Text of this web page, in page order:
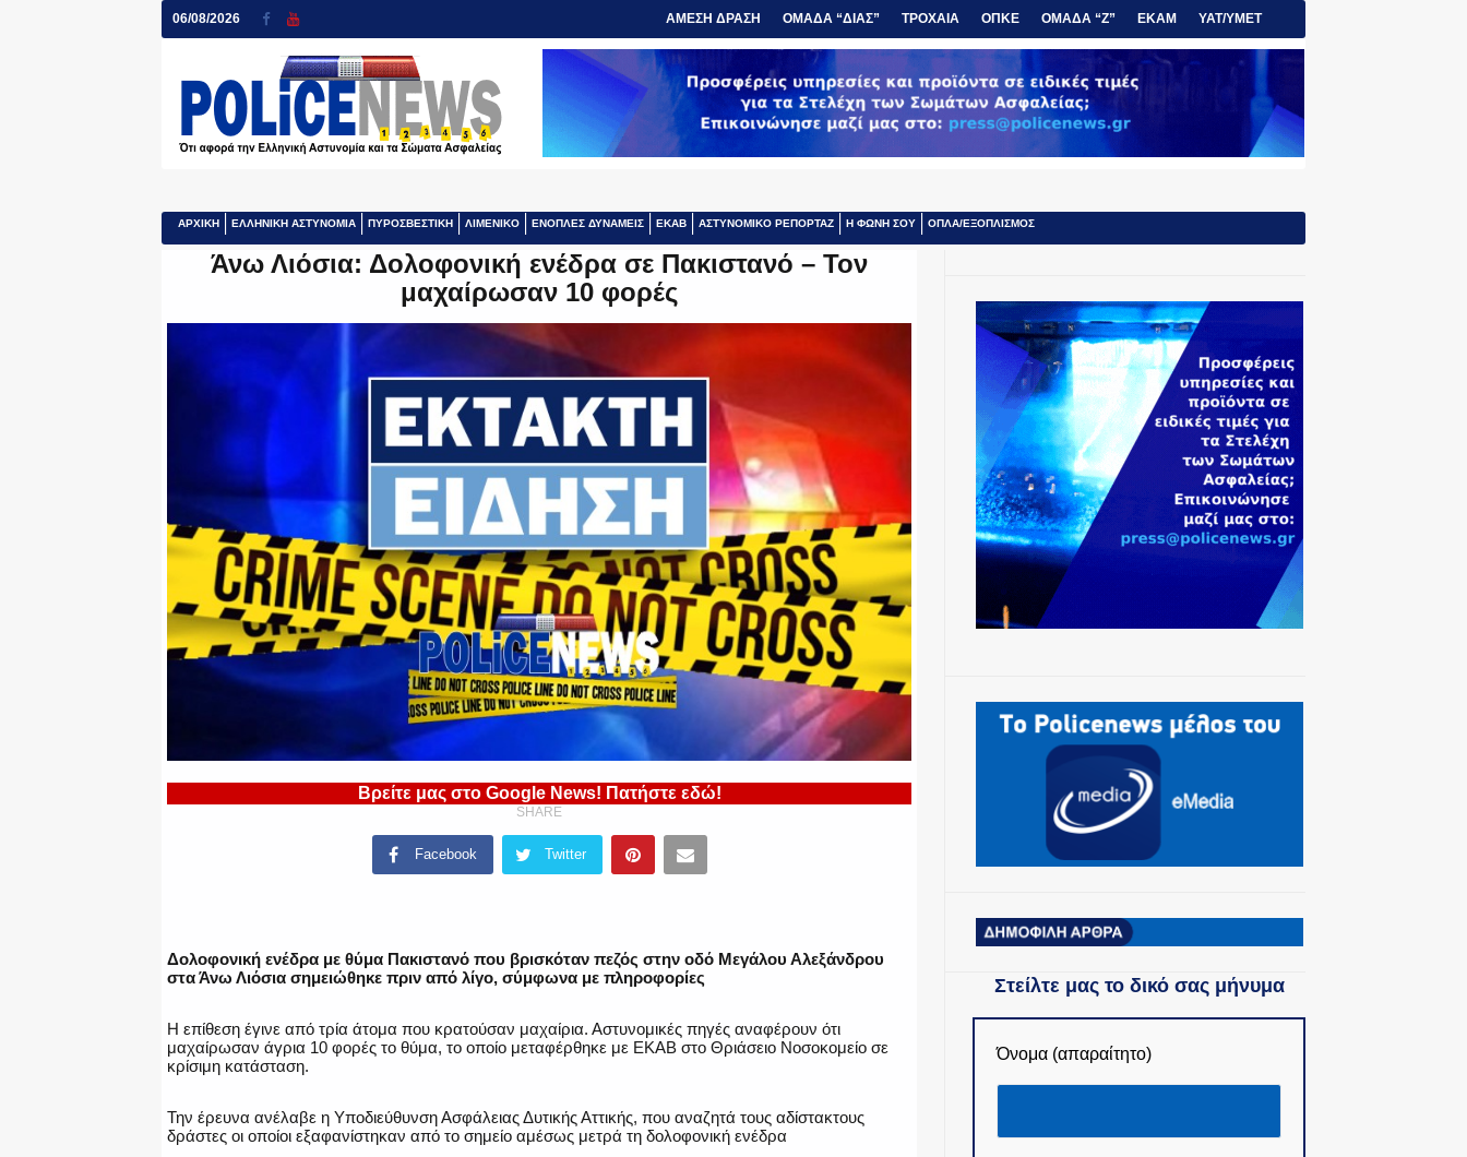
06/08/2026 ΑΜΕΣΗ ΔΡΑΣΗ ΟΜΑΔΑ “ΔΙΑΣ” ΤΡΟΧΑΙΑ ΟΠΚΕ ΟΜΑΔΑ “Ζ” ΕΚΑΜ ΥΑΤ/ΥΜΕΤ
ΑΡΧΙΚΗ ΕΛΛΗΝΙΚΗ ΑΣΤΥΝΟΜΙΑ ΠΥΡΟΣΒΕΣΤΙΚΗ ΛΙΜΕΝΙΚΟ ΕΝΟΠΛΕΣ ΔΥΝΑΜΕΙΣ ΕΚΑΒ ΑΣΤΥΝΟΜΙΚΟ ΡΕΠΟΡΤΑΖ Η ΦΩΝΗ ΣΟΥ ΟΠΛΑ/ΕΞΟΠΛΙΣΜΟΣ
Άνω Λιόσια: Δολοφονική ενέδρα σε Πακιστανό – Τον
μαχαίρωσαν 10 φορές
Βρείτε μας στο Google News! Πατήστε εδώ!
SHARE
Facebook Twitter
Δολοφονική ενέδρα με θύμα Πακιστανό που βρισκόταν πεζός στην οδό Μεγάλου Αλεξάνδρου
στα Άνω Λιόσια σημειώθηκε πριν από λίγο, σύμφωνα με πληροφορίες
Η επίθεση έγινε από τρία άτομα που κρατούσαν μαχαίρια. Αστυνομικές πηγές αναφέρουν ότι
μαχαίρωσαν άγρια 10 φορές το θύμα, το οποίο μεταφέρθηκε με ΕΚΑΒ στο Θριάσειο Νοσοκομείο σε
κρίσιμη κατάσταση.
Την έρευνα ανέλαβε η Υποδιεύθυνση Ασφάλειας Δυτικής Αττικής, που αναζητά τους αδίστακτους
δράστες οι οποίοι εξαφανίστηκαν από το σημείο αμέσως μετρά τη δολοφονική ενέδρα
Στείλτε μας το δικό σας μήνυμα
Όνομα (απαραίτητο)